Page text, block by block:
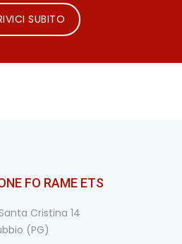
SUBITO
FO RAME ETS
Cristina 14
(PG)